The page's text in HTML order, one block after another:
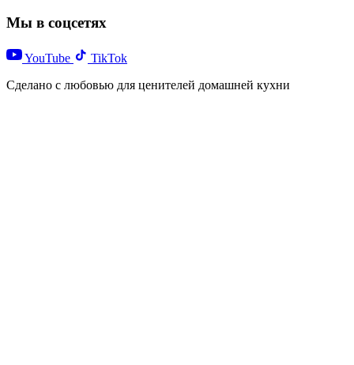
Мы в соцсетях
YouTube
TikTok
Сделано с любовью для ценителей домашней кухни